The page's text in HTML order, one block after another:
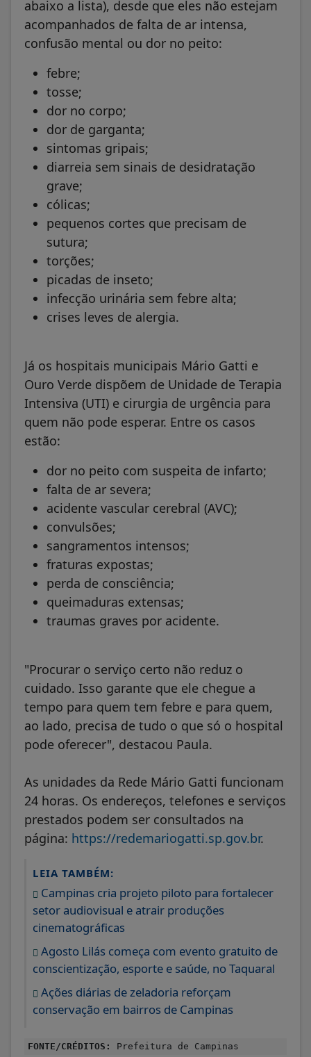
abaixo a lista), desde que eles não estejam
acompanhados de falta de ar intensa,
confusão mental ou dor no peito:
febre;
tosse;
dor no corpo;
dor de garganta;
sintomas gripais;
diarreia sem sinais de desidratação
grave;
cólicas;
pequenos cortes que precisam de
sutura;
torções;
picadas de inseto;
infecção urinária sem febre alta;
crises leves de alergia.
Já os hospitais municipais Mário Gatti e
Ouro Verde dispõem de Unidade de Terapia
Intensiva (UTI) e cirurgia de urgência para
quem não pode esperar. Entre os casos
estão:
dor no peito com suspeita de infarto;
falta de ar severa;
acidente vascular cerebral (AVC);
convulsões;
sangramentos intensos;
fraturas expostas;
perda de consciência;
queimaduras extensas;
traumas graves por acidente.
"Procurar o serviço certo não reduz o
cuidado. Isso garante que ele chegue a
tempo para quem tem febre e para quem,
ao lado, precisa de tudo o que só o hospital
pode oferecer", destacou Paula.
As unidades da Rede Mário Gatti funcionam
24 horas. Os endereços, telefones e serviços
prestados podem ser consultados na
página: https://redemariogatti.sp.gov.br.
LEIA TAMBÉM:
Campinas cria projeto piloto para fortalecer
setor audiovisual e atrair produções
cinematográficas
Agosto Lilás começa com evento gratuito de
conscientização, esporte e saúde, no Taquaral
Ações diárias de zeladoria reforçam
conservação em bairros de Campinas
FONTE/CRÉDITOS: Prefeitura de Campinas